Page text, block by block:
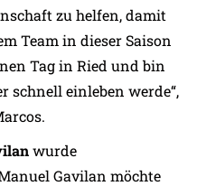
zu helfen, damit
Team in dieser Saison
Tag in Ried und bin
schnell einleben werde“,
wurde
Gavilan möchte